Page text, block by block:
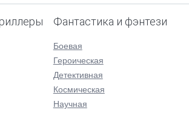
Фантастика и фэнтези
Боевая
Героическая
Детективная
Космическая
Научная